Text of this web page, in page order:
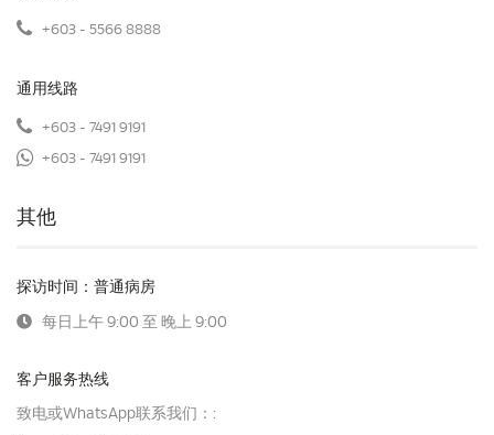
+603 - 5566 8888
通用线路
+603 - 7491 9191
+603 - 7491 9191
其他
探访时间：普通病房
每日上午 9:00 至 晚上 9:00
客户服务热线
致电或WhatsApp联系我们：: